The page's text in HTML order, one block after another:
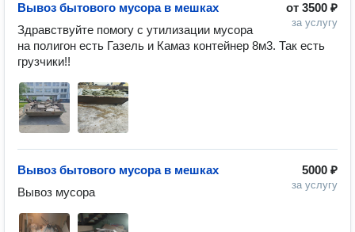
от 3500 ₽
за услугу
Вывоз бытового мусора в мешках
Здравствуйте помогу с утилизации мусора
на полигон есть Газель и Камаз контейнер 8м3. Так есть
грузчики!!
5000 ₽
за услугу
Вывоз бытового мусора в мешках
Вывоз мусора